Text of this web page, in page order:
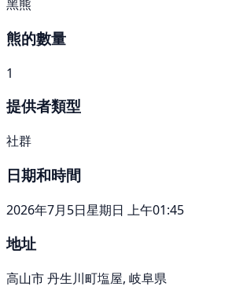
黑熊
熊的數量
1
提供者類型
社群
日期和時間
2026年7月5日星期日 上午01:45
地址
高山市 丹生川町塩屋, 岐阜県